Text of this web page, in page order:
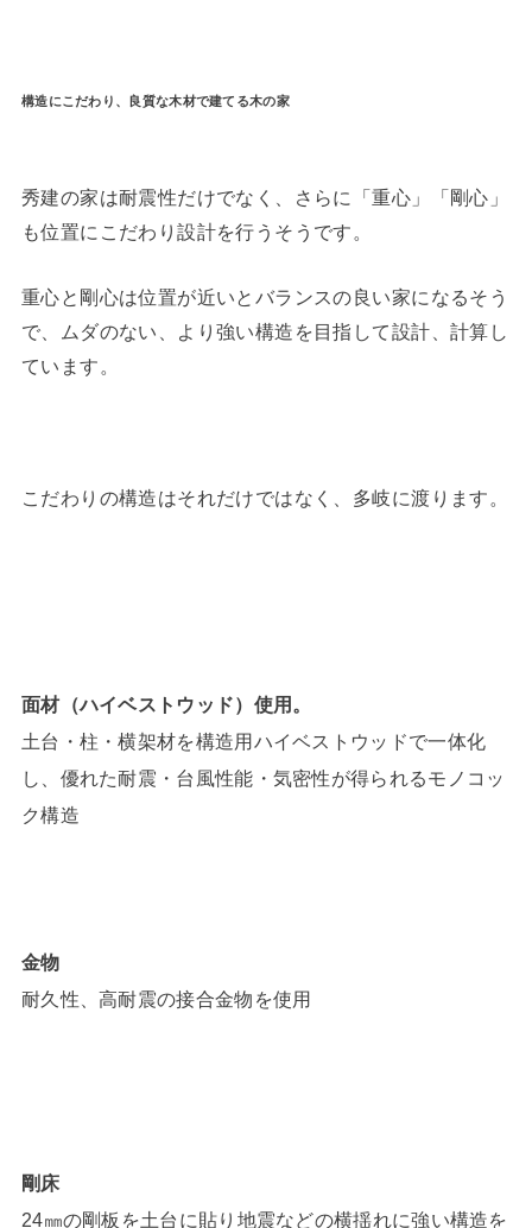
構造にこだわり、良質な木材で建てる木の家
秀建の家は耐震性だけでなく、さらに「重心」「剛心」
も位置にこだわり設計を行うそうです。
重心と剛心は位置が近いとバランスの良い家になるそう
で、ムダのない、より強い構造を目指して設計、計算し
ています。
こだわりの構造はそれだけではなく、多岐に渡ります。
面材（ハイベストウッド）使用。
土台・柱・横架材を構造用ハイベストウッドで一体化
し、優れた耐震・台風性能・気密性が得られるモノコッ
ク構造
金物
耐久性、高耐震の接合金物を使用
剛床
24㎜の剛板を土台に貼り地震などの横揺れに強い構造を